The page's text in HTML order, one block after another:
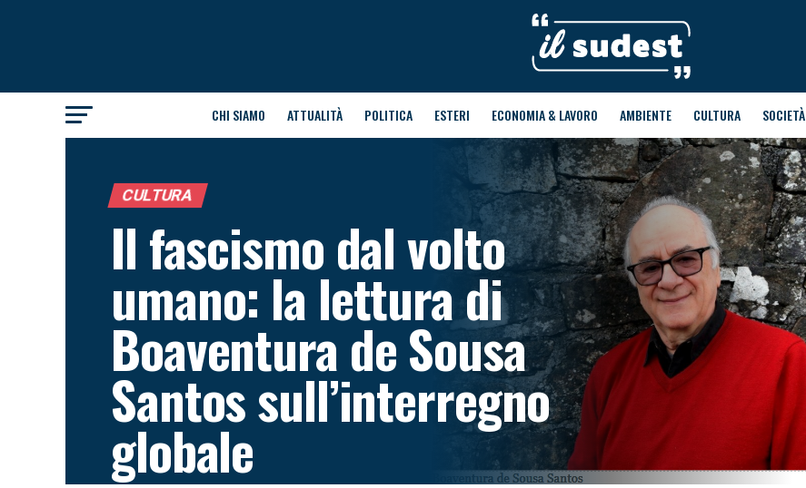
CHI SIAMO ATTUALITÀ POLITICA ESTERI ECONOMIA & LAVORO AMBIENTE CULTURA SOCIETÀ
CULTURA
Il fascismo dal volto
umano: la lettura di
Boaventura de Sousa
Santos sull’interregno
globale